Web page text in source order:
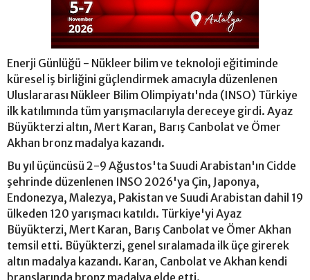
Enerji Günlüğü - Nükleer bilim ve teknoloji eğitiminde
küresel iş birliğini güçlendirmek amacıyla düzenlenen
Uluslararası Nükleer Bilim Olimpiyatı'nda (INSO) Türkiye
ilk katılımında tüm yarışmacılarıyla dereceye girdi. Ayaz
Büyükterzi altın, Mert Karan, Barış Canbolat ve Ömer
Akhan bronz madalya kazandı.
Bu yıl üçüncüsü 2-9 Ağustos'ta Suudi Arabistan'ın Cidde
şehrinde düzenlenen INSO 2026'ya Çin, Japonya,
Endonezya, Malezya, Pakistan ve Suudi Arabistan dahil 19
ülkeden 120 yarışmacı katıldı. Türkiye'yi Ayaz
Büyükterzi, Mert Karan, Barış Canbolat ve Ömer Akhan
temsil etti. Büyükterzi, genel sıralamada ilk üçe girerek
altın madalya kazandı. Karan, Canbolat ve Akhan kendi
branşlarında bronz madalya elde etti.